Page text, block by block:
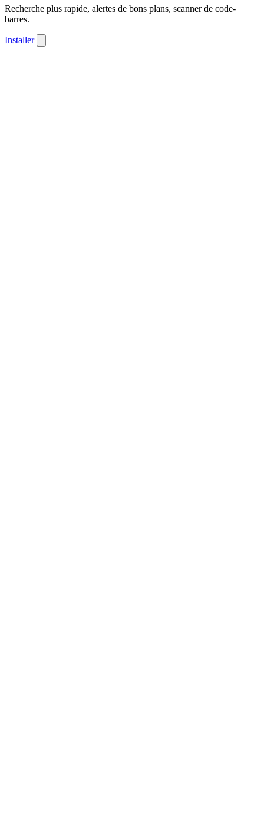
Recherche plus rapide, alertes de bons plans, scanner de code-
barres.
Installer